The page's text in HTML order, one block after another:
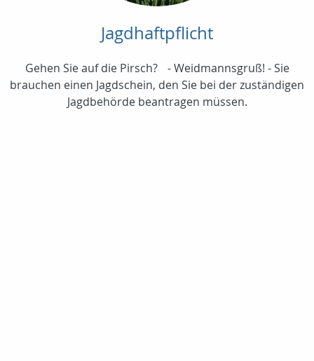
Jagdhaftpflicht
Gehen Sie auf die Pirsch? - Weidmannsgruß! - Sie
brauchen einen Jagdschein, den Sie bei der zuständigen
Jagdbehörde beantragen müssen.